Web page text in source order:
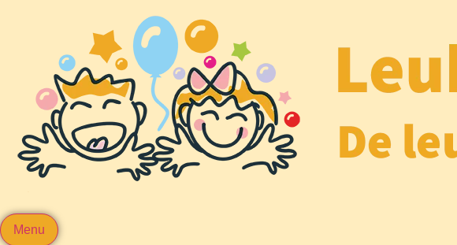
Menu